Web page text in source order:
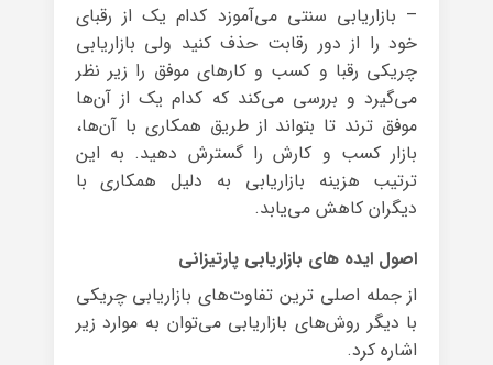
– بازاریابی سنتی می‌آموزد کدام یک از رقبای
خود را از دور رقابت حذف کنید ولی بازاریابی
چریکی رقبا و کسب و کارهای موفق را زیر نظر
می‌گیرد و بررسی می‌کند که کدام یک از آن‌ها
موفق ترند تا بتواند از طریق همکاری با آن‌ها،
بازار کسب و کارش را گسترش دهید. به این
ترتیب هزینه بازاریابی به دلیل همکاری با
دیگران کاهش می‌یابد.
اصول ایده های بازاریابی پارتیزانی
از جمله اصلی ترین تفاوت‌های بازاریابی چریکی
با دیگر روش‌های بازاریابی می‌توان به موارد زیر
اشاره کرد.